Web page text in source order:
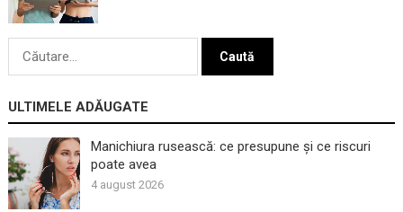
Caută
ULTIMELE ADĂUGATE
Manichiura rusească: ce presupune și ce riscuri
poate avea
4 august 2026